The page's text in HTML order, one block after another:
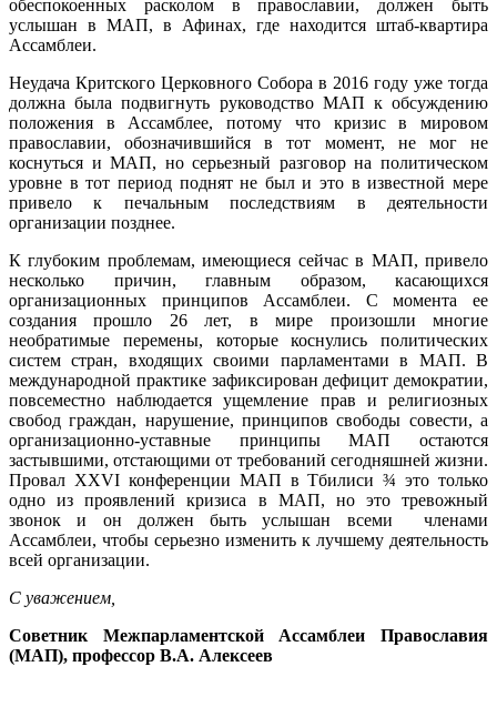
обеспокоенных расколом в православии, должен быть
услышан в МАП, в Афинах, где находится штаб-квартира
Ассамблеи.
Неудача Критского Церковного Собора в 2016 году уже тогда
должна была подвигнуть руководство МАП к обсуждению
положения в Ассамблее, потому что кризис в мировом
православии, обозначившийся в тот момент, не мог не
коснуться и МАП, но серьезный разговор на политическом
уровне в тот период поднят не был и это в известной мере
привело к печальным последствиям в деятельности
организации позднее.
К глубоким проблемам, имеющиеся сейчас в МАП, привело
несколько причин, главным образом, касающихся
организационных принципов Ассамблеи. С момента ее
создания прошло 26 лет, в мире произошли многие
необратимые перемены, которые коснулись политических
систем стран, входящих своими парламентами в МАП. В
международной практике зафиксирован дефицит демократии,
повсеместно наблюдается ущемление прав и религиозных
свобод граждан, нарушение, принципов свободы совести, а
организационно-уставные принципы МАП остаются
застывшими, отстающими от требований сегодняшней жизни.
Провал XXVI конференции МАП в Тбилиси ¾ это только
одно из проявлений кризиса в МАП, но это тревожный
звонок и он должен быть услышан всеми членами
Ассамблеи, чтобы серьезно изменить к лучшему деятельность
всей организации.
С уважением,
Советник Межпарламентской Ассамблеи Православия
(МАП), профессор В.А. Алексеев